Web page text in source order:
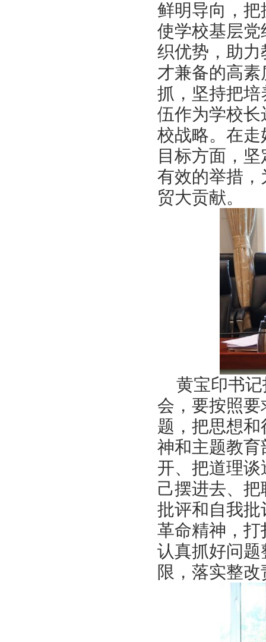
鲜明导向，
使学校基层
织优势，助
才兼备的高
抓，坚持把
伍作为学校
校战略。在
目标方面，
有效的举措
贸大贡献。
黄宝印书
会，要按照
题，把思想
神和主题教
开、把道理
己摆进去、
批评和自我
革命精神，
认真抓好问
限，落实整改